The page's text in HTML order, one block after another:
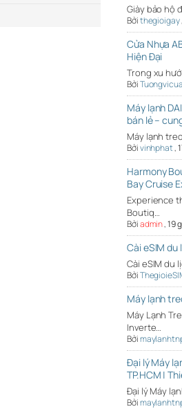
Giày bảo hộ
Bởithegioigay
Cửa Nhựa
Hiện Đại
Trong xu
Bởi
Máy lạnh
bán lẻ –
Máy lạnh
Bởivinhphat,
Harmony
Bay Cruise
Experience
Boutiq…
Bởiadmin,19
Cài eSIM du
Cài eSIM du
Bởi
Máy lạnh
Máy Lạnh
Inverte…
Bởi
Đại lý Máy
TP.HCM |
Đại lý Máy
Bởi